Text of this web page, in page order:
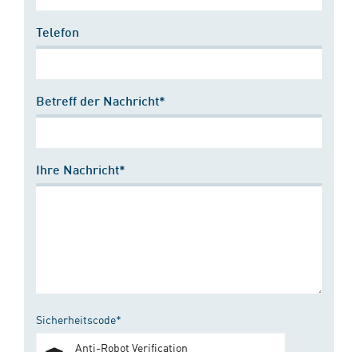
Telefon
Betreff der Nachricht*
Ihre Nachricht*
Sicherheitscode*
Anti-Robot Verification